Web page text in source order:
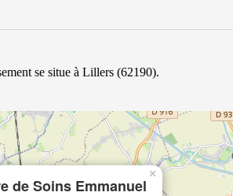
se situe à Lillers (62190).
de Soins Emmanuel
×